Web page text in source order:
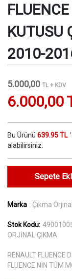
KUTUSU
2010-
5.000,00 TL + KDV
6.000,00
Bu Ürünü 639.95 TL
alabilirsiniz.
Sepete
Marka : Çıkma
Stok Kodu:
ORJİNAL ÇIKMA
RENAULT FLUENCE
FLUENCE NİN TÜM